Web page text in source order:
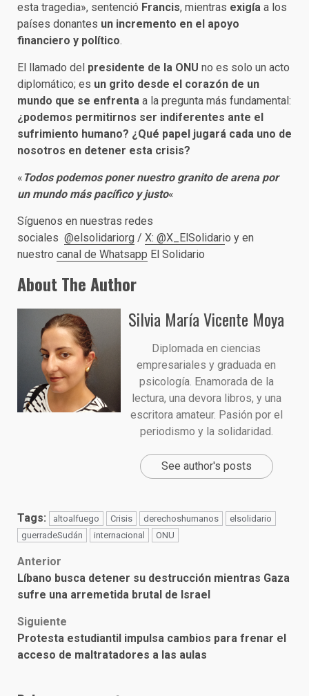
esta tragedia», sentenció Francis, mientras exigía a los
países donantes un incremento en el apoyo
financiero y político.
El llamado del presidente de la ONU no es solo un acto
diplomático; es un grito desde el corazón de un
mundo que se enfrenta a la pregunta más fundamental:
¿podemos permitirnos ser indiferentes ante el
sufrimiento humano? ¿Qué papel jugará cada uno de
nosotros en detener esta crisis?
« Todos podemos poner nuestro granito de arena por
un mundo más pacífico y justo«
Síguenos en nuestras redes
sociales @elsolidariorg / X: @X_ElSolidario y en
nuestro canal de Whatsapp El Solidario
About The Author
Silvia María Vicente Moya
Diplomada en ciencias
empresariales y graduada en
psicología. Enamorada de la
lectura, una devora libros, y una
escritora amateur. Pasión por el
periodismo y la solidaridad.
See author's posts
Tags: altoalfuego Crisis derechoshumanos
elsolidario
guerradeSudán
internacional ONU
Post
navigation
Anterior
Líbano busca detener su destrucción mientras Gaza
sufre una arremetida brutal de Israel
Siguiente
Protesta estudiantil impulsa cambios para frenar el
acceso de maltratadores a las aulas